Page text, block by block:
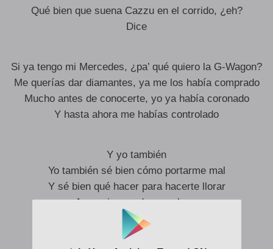
Qué bien que suena Cazzu en el corrido, ¿eh?
Dice
Si ya tengo mi Mercedes, ¿pa’ qué quiero la G-Wagon?
Me querías dar diamantes, ya me los había comprado
Mucho antes de conocerte, yo ya había coronado
Y hasta ahora me habías controlado
Y yo también
Yo también sé bien cómo portarme mal
Y sé bien qué hacer para hacerte llorar
A ver si aprendes a valorar
Y voy a salir por la noche